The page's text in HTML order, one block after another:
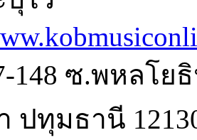
148 ซ.พหลโ
ปทุมธานี